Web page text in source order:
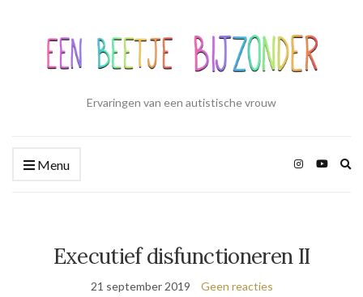
Ervaringen van een autistische vrouw
Menu
Executief disfunctioneren II
21 september 2019 Geen reacties